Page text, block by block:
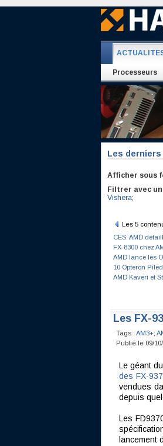
Processeurs
Les
Afficher sous
Filtrer avec
Vishera;
Les 5
CES: AMD
FX-8300 chez
AMD lance les
10 Opteron
AMD Kaveri et
Les FX-
Tags : AM3+;
Publié le 09/
Le géant
des FX-
vendues
depuis
Les
lancement